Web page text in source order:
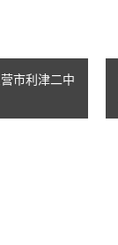
市利津二中